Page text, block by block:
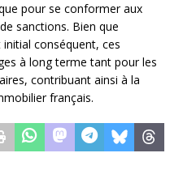
pour se conformer aux
sanctions. Bien que
conséquent, ces
à long terme tant pour les
contribuant ainsi à la
français.